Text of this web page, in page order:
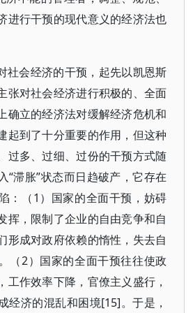
进行干预的现代意义的经济法也
社会经济的干预，起先以凯恩斯
张对社会经济进行积极的、全面
确立的经济法对缓解经济危机和
起到了十分重要的作用，但这种
过多、过细、过份的干预方式随
“滞胀”状态而日趋破产，它存在
：（1）国家的全面干预，妨碍
挥，限制了企业的自由竞争和自
形成对政府依赖的惰性，失去自
（2）国家的全面干预往往使政
工作效率下降，官僚主义盛行，
经济的混乱和困境[15]。于是，